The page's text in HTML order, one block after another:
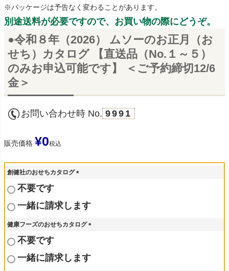
※パッケージは予告なく変わることがあります。
別途送料が必要ですので、お買い物の際にどうぞ。
●令和８年（2026） ムソーのお正月（お
せち）カタログ 【直送品（No.１～５）
のみお申込可能です】 ＜ご予約締切12/6
金＞
お問い合わせ時 No. 9991
販売価格 ¥0税込
創健社のおせちカタログ
須
)
不要です
一緒に請求します
健康フーズのおせちカタログ
須
不要です
一緒に請求します